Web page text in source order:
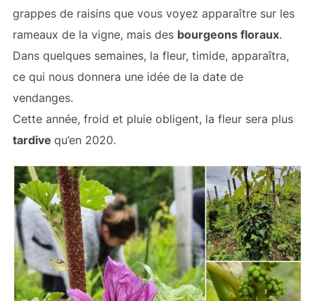
grappes de raisins que vous voyez apparaître sur les
rameaux de la vigne, mais des bourgeons floraux.
Dans quelques semaines, la fleur, timide, apparaîtra,
ce qui nous donnera une idée de la date de
vendanges.
Cette année, froid et pluie obligent, la fleur sera plus
tardive qu’en 2020.